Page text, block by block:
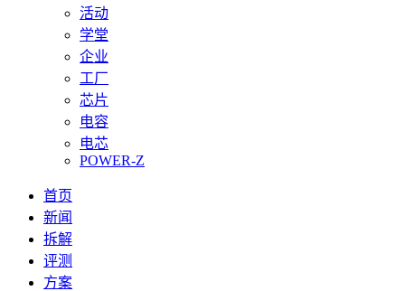
活动
学堂
企业
工厂
芯片
电容
电芯
POWER-Z
首页
新闻
拆解
评测
方案